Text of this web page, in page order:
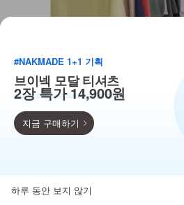
득템찬스
#NAKMADE 1+1 기획
브이넥 모달 티셔츠
2장 특가 14,900원
지금 구매하기
하루 동안 보지 않기
뒤로가기 카테고리